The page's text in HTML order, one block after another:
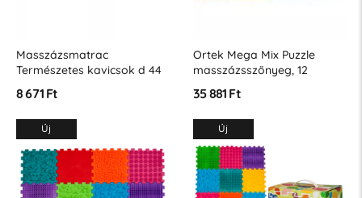
Masszázsmatrac
Természetes kavicsok d 44
cm
8 671 Ft
Ortek Mega Mix Puzzle
masszázsszőnyeg, 12
darabos
35 881 Ft
Új Új